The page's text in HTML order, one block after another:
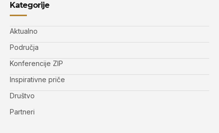
Kategorije
Aktualno
Područja
Konferencije ZIP
Inspirativne priče
Društvo
Partneri